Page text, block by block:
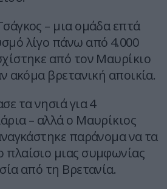
– μια ομάδα επτά
λίγο πάνω από 4.000
από τον Μαυρίκιο
ακόμα βρετανική αποικία.
τα νησιά για 4
– αλλά ο Μαυρίκιος
παράνομα να τα
μιας συμφωνίας
από τη Βρετανία.